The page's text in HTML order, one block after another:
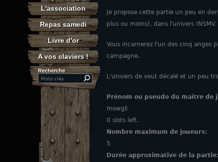
Je propose cette partie un peu en
plus ou moins), dans l'univers INSMV.
Vous incarnerez l'un des cinq anges
campagne.
L'univers de veut décalé et un peu
Prénom ou pseudo du maître de
mowgli
0 slots left.
Nombre maximum de joueurs:
5
Durée approximative de la
L'association
Repas samedi
Livre d'or
A vos claviers !
Recherche
Search this site